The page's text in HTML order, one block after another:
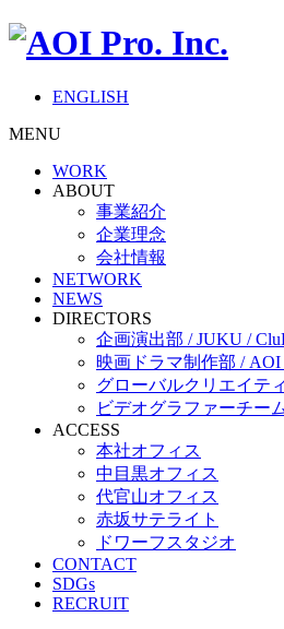
ENGLISH
MENU
WORK
ABOUT
事業紹介
企業理念
会社情報
NETWORK
NEWS
DIRECTORS
企画演出部 / JUKU /
映画ドラマ制作部 /
グローバルクリエイテ
ビデオグラファーチー
ACCESS
本社オフィス
中目黒オフィス
代官山オフィス
赤坂サテライト
ドワーフスタジオ
CONTACT
SDGs
RECRUIT